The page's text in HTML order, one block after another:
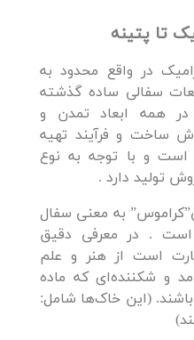
تا پتینه
در واقع محدود به
سفالی ساده گذشته
همه ابعاد تمدن و
ساخت و فرآیند تهیه
است و با توجه به نوع
تولید دارد .
به معنی سفال
. در معرفی دقیق
است از هنر و علم
و شکننده‌ای که ماده
(این خاک‌ها شامل: